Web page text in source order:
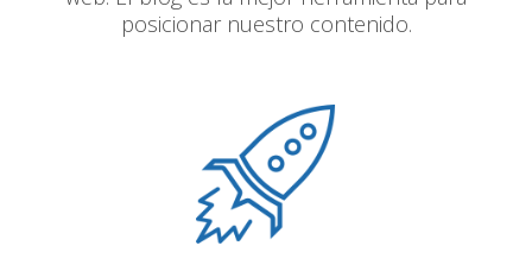
posicionar nuestro contenido.